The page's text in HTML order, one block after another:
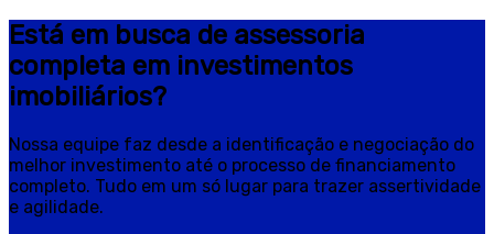
Está em busca de assessoria
completa em investimentos
imobiliários?
Nossa equipe faz desde a identificação e negociação do
melhor investimento até o processo de financiamento
completo. Tudo em um só lugar para trazer assertividade
e agilidade.